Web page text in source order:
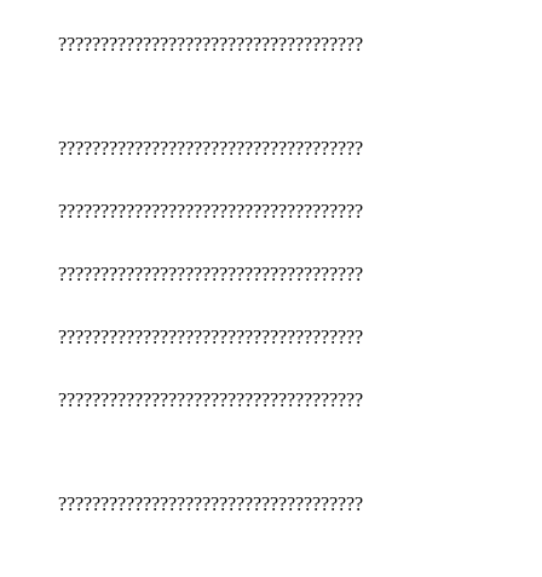
????????????????????????????????????
????????????????????????????????????
????????????????????????????????????
????????????????????????????????????
????????????????????????????????????
????????????????????????????????????
????????????????????????????????????